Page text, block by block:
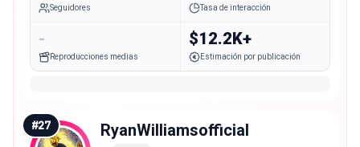
Seguidores Tasa de interacción
-
Reproducciones medias
$12.2K+
Estimación por publicación
#27 RyanWilliamsofficial